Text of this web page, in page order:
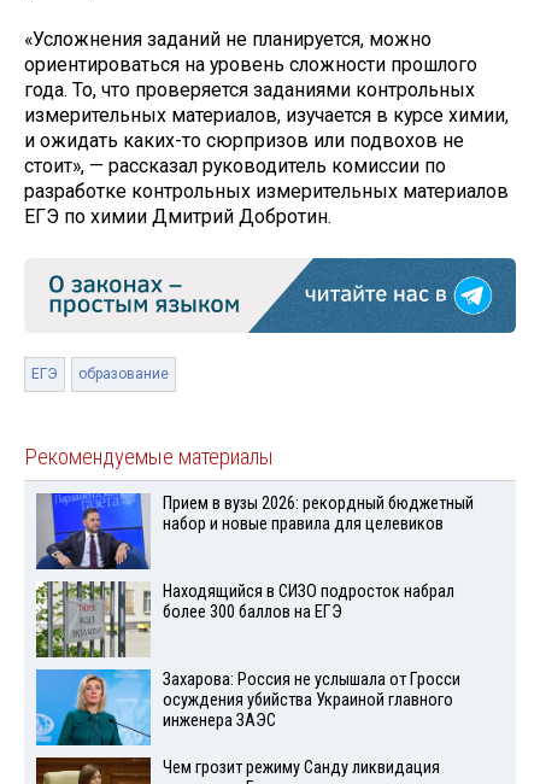
«Усложнения заданий не планируется, можно
ориентироваться на уровень сложности прошлого
года. То, что проверяется заданиями контрольных
измерительных материалов, изучается в курсе химии,
и ожидать каких-то сюрпризов или подвохов не
стоит», — рассказал руководитель комиссии по
разработке контрольных измерительных материалов
ЕГЭ по химии Дмитрий Добротин.
ЕГЭ образование
Рекомендуемые материалы
Прием в вузы 2026: рекордный бюджетный
набор и новые правила для целевиков
Находящийся в СИЗО подросток набрал
более 300 баллов на ЕГЭ
Захарова: Россия не услышала от Гросси
осуждения убийства Украиной главного
инженера ЗАЭС
Чем грозит режиму Санду ликвидация